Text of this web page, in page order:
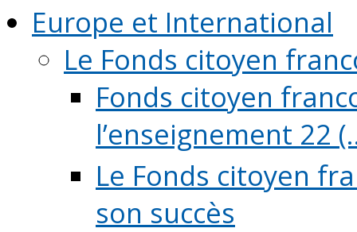
Europe et International
Le Fonds citoyen
Fonds citoyen
l’enseignement 22
Le Fonds citoyen
son succès